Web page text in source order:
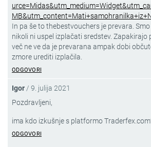
In pa še to thebestvouchers je prevara. Smo
nikoli ni uspel izplačati sredstev. Zapakirajo
več ne ve da je prevarana ampak dobi
zmore urediti izplačila.
ODGOVORI
Igor / 9. julija 2021
Pozdravljeni,
ima kdo izkušnje s platformo
ODGOVORI